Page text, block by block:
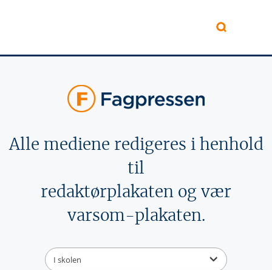
Alle mediene redigeres i henhold
til
redaktørplakaten og vær
varsom-plakaten.
I skolen